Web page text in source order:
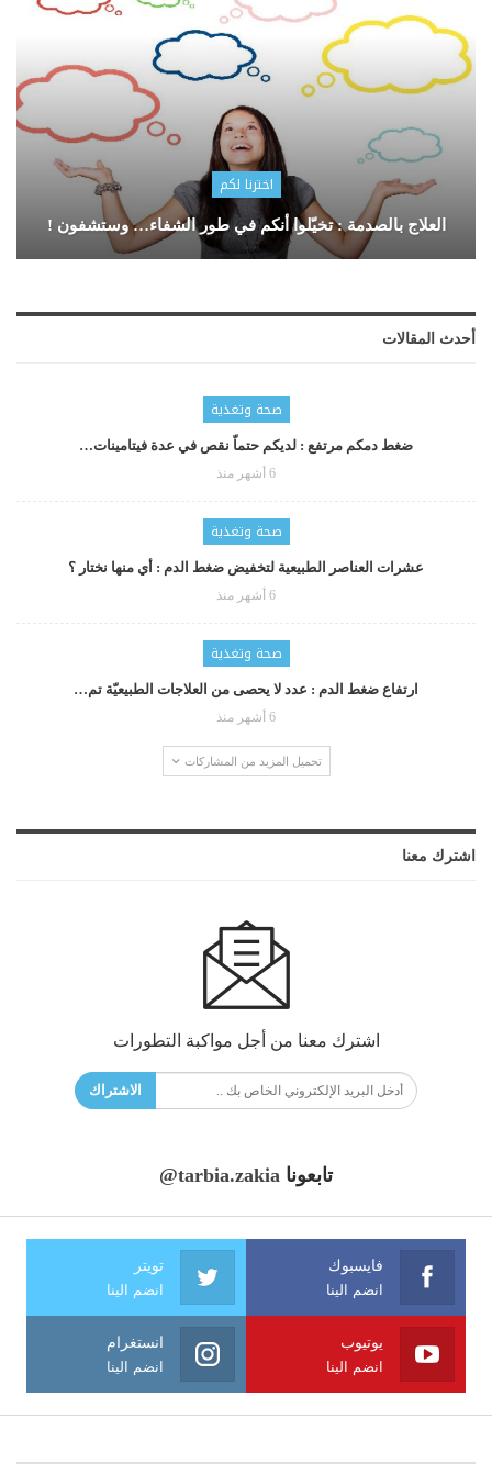
اخترنا لكم
العلاج بالصدمة : تخيّلوا أنكم في طور الشفاء… وستشفون !
أحدث المقالات
صحة وتغذية
ضغط دمكم مرتفع : لديكم حتماّ نقص في عدة فيتامينات…
6 أشهر منذ
صحة وتغذية
عشرات العناصر الطبيعية لتخفيض ضغط الدم : أي منها نختار ؟
6 أشهر منذ
صحة وتغذية
ارتفاع ضغط الدم : عدد لا يحصى من العلاجات الطبيعيّة تم…
6 أشهر منذ
تحميل المزيد من المشاركات
اشترك معنا
اشترك معنا من أجل مواكبة التطورات
الاشتراك
تابعونا @tarbia.zakia
فايسبوك
انضم الينا
تويتر
انضم الينا
يوتيوب
انضم الينا
انستغرام
انضم الينا